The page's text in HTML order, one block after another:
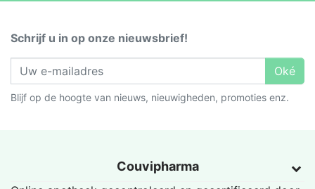
Schrijf u in op onze nieuwsbrief!
Oké
Blijf op de hoogte van nieuws, nieuwigheden, promoties enz.
Couvipharma